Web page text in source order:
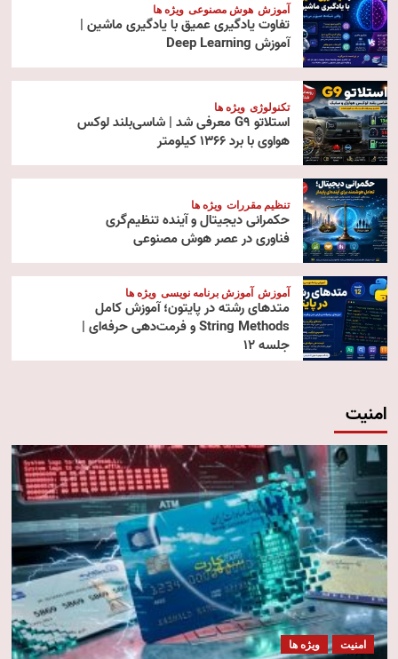
آموزش هوش مصنوعی ویژه ها
تفاوت یادگیری عمیق با یادگیری ماشین |
آموزش Deep Learning
تکنولوژی ویژه ها
استلاتو G9 معرفی شد | شاسی‌بلند لوکس
هواوی با برد ۱۳۶۶ کیلومتر
تنظیم مقررات ویژه ها
حکمرانی دیجیتال و آینده تنظیم‌گری
فناوری در عصر هوش مصنوعی
آموزش آموزش برنامه نویسی ویژه ها
متدهای رشته در پایتون؛ آموزش کامل
String Methods و فرمت‌دهی حرفه‌ای |
جلسه ۱۲
امنیت
امنیت ویژه ها